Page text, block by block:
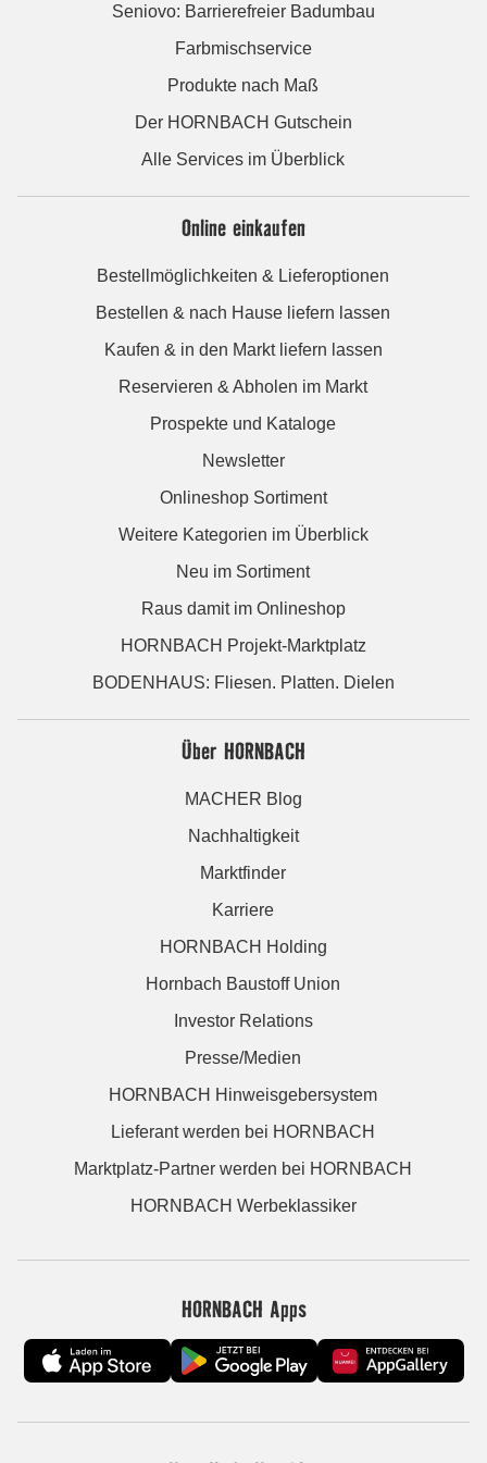
Seniovo: Barrierefreier Badumbau
Farbmischservice
Produkte nach Maß
Der HORNBACH Gutschein
Alle Services im Überblick
Online einkaufen
Bestellmöglichkeiten & Lieferoptionen
Bestellen & nach Hause liefern lassen
Kaufen & in den Markt liefern lassen
Reservieren & Abholen im Markt
Prospekte und Kataloge
Newsletter
Onlineshop Sortiment
Weitere Kategorien im Überblick
Neu im Sortiment
Raus damit im Onlineshop
HORNBACH Projekt-Marktplatz
BODENHAUS: Fliesen. Platten. Dielen
Über HORNBACH
MACHER Blog
Nachhaltigkeit
Marktfinder
Karriere
HORNBACH Holding
Hornbach Baustoff Union
Investor Relations
Presse/Medien
HORNBACH Hinweisgebersystem
Lieferant werden bei HORNBACH
Marktplatz-Partner werden bei HORNBACH
HORNBACH Werbeklassiker
HORNBACH Apps